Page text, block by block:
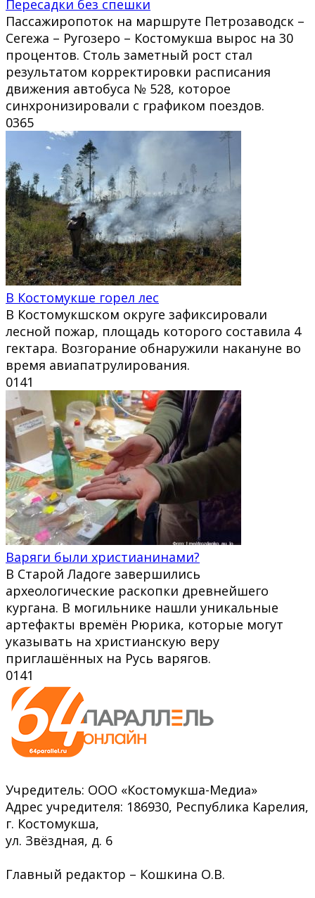
Пересадки без спешки
Пассажиропоток на маршруте Петрозаводск –
Сегежа – Ругозеро – Костомукша вырос на 30
процентов. Столь заметный рост стал
результатом корректировки расписания
движения автобуса № 528, которое
синхронизировали с графиком поездов.
0365
В Костомукше горел лес
В Костомукшском округе зафиксировали
лесной пожар, площадь которого составила 4
гектара. Возгорание обнаружили накануне во
время авиапатрулирования.
0141
Варяги были христианинами?
В Старой Ладоге завершились
археологические раскопки древнейшего
кургана. В могильнике нашли уникальные
артефакты времён Рюрика, которые могут
указывать на христианскую веру
приглашённых на Русь варягов.
0141
Учредитель: ООО «Костомукша-Медиа»
Адрес учредителя: 186930, Республика Карелия,
г. Костомукша,
ул. Звёздная, д. 6
Главный редактор – Кошкина О.В.